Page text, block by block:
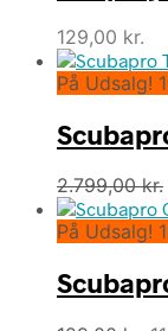
129,00 kr.
På Udsalg!
2.799,00kr.
På Udsalg!